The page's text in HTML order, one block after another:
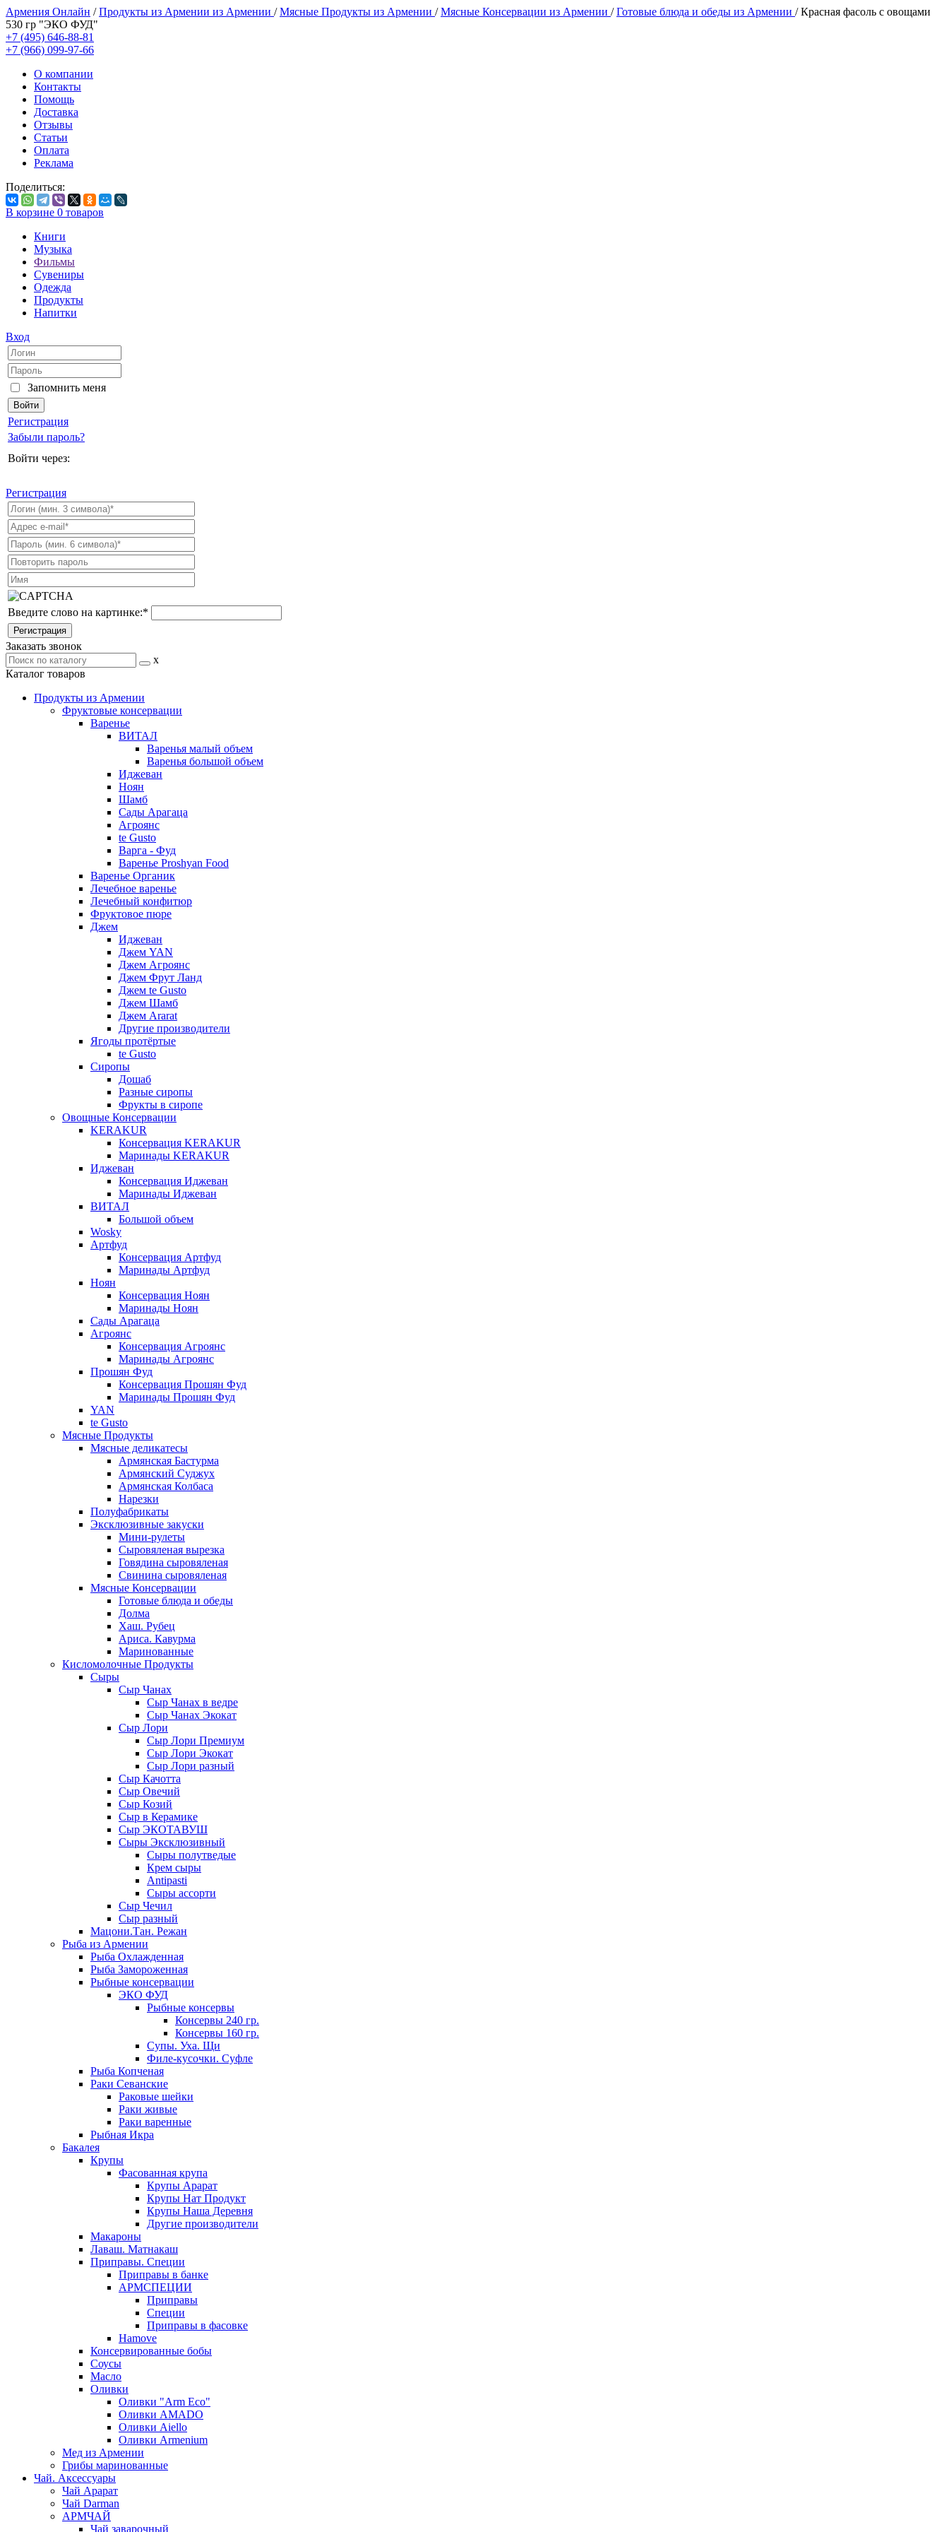
Армения Онлайн /Продукты из Армении из Армении /Мясные Продукты из Армении /Мясные Консервации из Армении /Готовые блюда и обеды из Армении /Красная фасоль с овощами
530 гр "ЭКО ФУД"
+7 (495) 646-88-81
+7 (966) 099-97-66
О компании
Контакты
Помощь
Доставка
Отзывы
Статьи
Оплата
Реклама
Поделиться:
В корзине 0 товаров
Книги
Музыка
Фильмы
Сувениры
Одежда
Продукты
Напитки
Вход
Запомнить меня
Регистрация
Забыли пароль?
Войти через:
Регистрация
Введите слово на картинке:*
Заказать звонок
x
Каталог товаров
Продукты из Армении
Фруктовые консервации
Варенье
ВИТАЛ
Варенья малый объем
Варенья большой объем
Иджеван
Ноян
Шамб
Сады Арагаца
Агроянс
te Gusto
Варга - Фуд
Варенье Proshyan Food
Варенье Органик
Лечебное варенье
Лечебный конфитюр
Фруктовое пюре
Джем
Иджеван
Джем YAN
Джем Агроянс
Джем Фрут Ланд
Джем te Gusto
Джем Шамб
Джем Ararat
Другие производители
Ягоды протёртые
te Gusto
Сиропы
Дошаб
Разные сиропы
Фрукты в сиропе
Овощные Консервации
KERAKUR
Консервация KERAKUR
Маринады KERAKUR
Иджеван
Консервация Иджеван
Маринады Иджеван
ВИТАЛ
Большой объем
Wosky
Артфуд
Консервация Артфуд
Маринады Артфуд
Ноян
Консервация Ноян
Маринады Ноян
Сады Арагаца
Агроянс
Консервация Агроянс
Маринады Агроянс
Прошян Фуд
Консервация Прошян Фуд
Маринады Прошян Фуд
YAN
te Gusto
Мясные Продукты
Мясные деликатесы
Армянская Бастурма
Армянский Суджух
Армянская Колбаса
Нарезки
Полуфабрикаты
Эксклюзивные закуски
Мини-рулеты
Сыровяленая вырезка
Говядина сыровяленая
Свинина сыровяленая
Мясные Консервации
Готовые блюда и обеды
Долма
Хаш. Рубец
Ариса. Кавурма
Маринованные
Кисломолочные Продукты
Сыры
Сыр Чанах
Сыр Чанах в ведре
Сыр Чанах Экокат
Сыр Лори
Сыр Лори Премиум
Сыр Лори Экокат
Сыр Лори разный
Сыр Качотта
Сыр Овечий
Сыр Козий
Сыр в Керамике
Сыр ЭКОТАВУШ
Сыры Эксклюзивный
Сыры полутведые
Крем сыры
Antipasti
Сыры ассорти
Сыр Чечил
Сыр разный
Мацони.Тан. Режан
Рыба из Армении
Рыба Охлажденная
Рыба Замороженная
Рыбные консервации
ЭКО ФУД
Рыбные консервы
Консервы 240 гр.
Консервы 160 гр.
Супы. Уха. Щи
Филе-кусочки. Суфле
Рыба Копченая
Раки Севанские
Раковые шейки
Раки живые
Раки варенные
Рыбная Икра
Бакалея
Крупы
Фасованная крупа
Крупы Арарат
Крупы Нат Продукт
Крупы Наша Деревня
Другие производители
Макароны
Лаваш. Матнакаш
Приправы. Специи
Приправы в банке
АРМСПЕЦИИ
Приправы
Специи
Приправы в фасовке
Hamove
Консервированные бобы
Соусы
Масло
Оливки
Оливки "Arm Eco"
Оливки AMADO
Оливки Aiello
Оливки Armenium
Мед из Армении
Грибы маринованные
Чай. Аксессуары
Чай Арарат
Чай Darman
АРМЧАЙ
Чай заварочный